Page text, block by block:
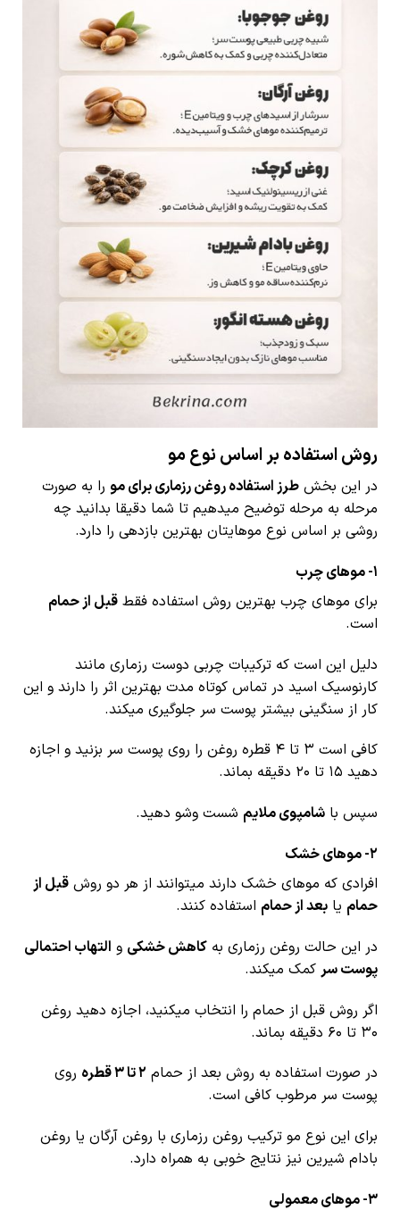
روش استفاده بر اساس نوع مو
در این بخش طرز استفاده روغن رزماری برای مو را به صورت
مرحله به مرحله توضیح میدهیم تا شما دقیقا بدانید چه
روشی بر اساس نوع موهایتان بهترین بازدهی را دارد.
1- موهای چرب
برای موهای چرب بهترین روش استفاده فقط قبل از حمام
است.
دلیل این است که ترکیبات چربی دوست رزماری مانند
کارنوسیک اسید در تماس کوتاه مدت بهترین اثر را دارند و این
کار از سنگینی بیشتر پوست سر جلوگیری میکند.
کافی است ۳ تا ۴ قطره روغن را روی پوست سر بزنید و اجازه
دهید ۱۵ تا ۲۰ دقیقه بماند.
سپس با شامپوی ملایم شست وشو دهید.
2- موهای خشک
افرادی که موهای خشک دارند میتوانند از هر دو روش قبل از
حمام یا بعد از حمام استفاده کنند.
در این حالت روغن رزماری به کاهش خشکی و التهاب احتمالی
پوست سر کمک میکند.
اگر روش قبل از حمام را انتخاب میکنید، اجازه دهید روغن
۳۰ تا ۶۰ دقیقه بماند.
در صورت استفاده به روش بعد از حمام ۲ تا ۳ قطره
روی
پوست سر مرطوب کافی است.
برای این نوع مو ترکیب روغن رزماری با روغن آرگان یا روغن
بادام شیرین نیز نتایج خوبی به همراه دارد.
3- موهای معمولی